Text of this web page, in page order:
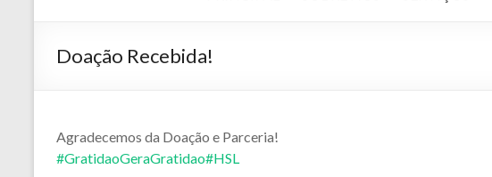
Doação Recebida!
Agradecemos da Doação e Parceria!
#GratidaoGeraGratidao#HSL